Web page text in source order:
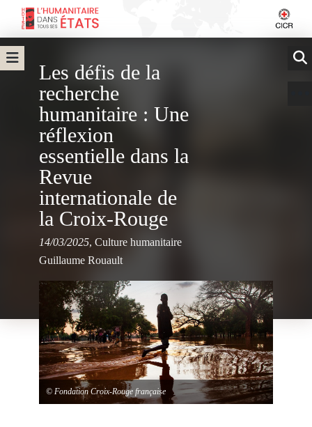
Les défis de la
recherche
humanitaire : Une
réflexion
essentielle dans la
Revue
internationale de
la Croix-Rouge
14/03/2025, Culture humanitaire
Guillaume Rouault
© Fondation Croix-Rouge française